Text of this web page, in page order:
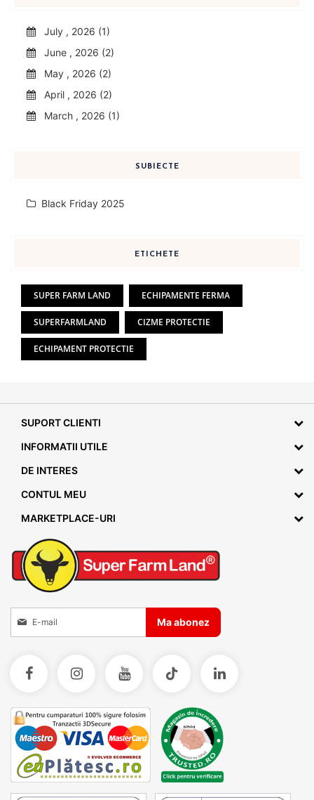
July , 2026 (1)
June , 2026 (2)
May , 2026 (2)
April , 2026 (2)
March , 2026 (1)
SUBIECTE
Black Friday 2025
ETICHETE
SUPER FARM LAND ECHIPAMENTE FERMA
SUPERFARMLAND CIZME PROTECTIE
ECHIPAMENT PROTECTIE
SUPORT CLIENTI
INFORMATII UTILE
DE INTERES
CONTUL MEU
MARKETPLACE-URI
Inscrieti-va la Buletinele noastre informative
Ma abonez